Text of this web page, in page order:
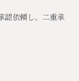
認依頼し、二重承